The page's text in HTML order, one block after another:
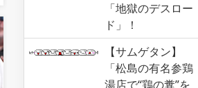
「地獄のデスロー
ド」！
【サムゲタン】
「松島の有名参鶏
湯店で“鶏の糞”を